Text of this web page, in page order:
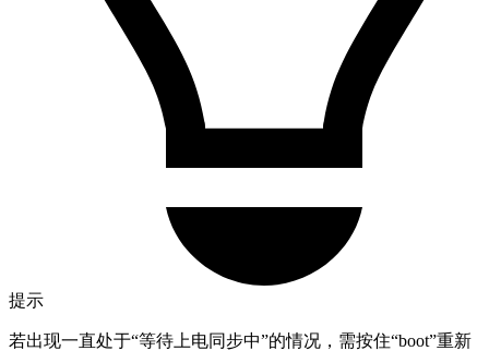
提示
若出现一直处于“等待上电同步中”的情况，需按住“boot”重新